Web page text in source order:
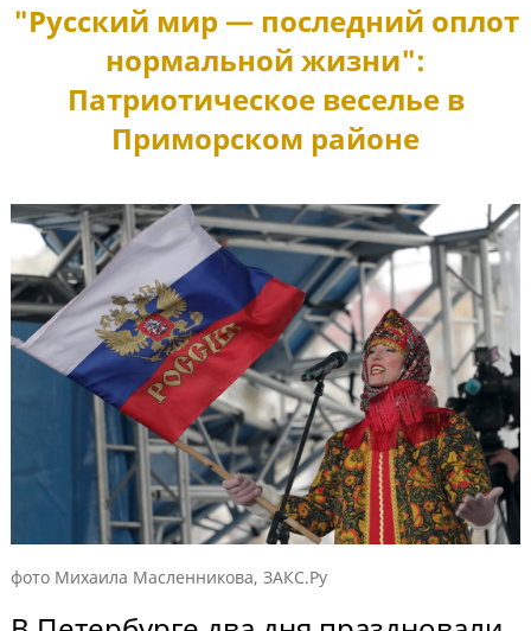
"Русский мир — последний оплот
нормальной жизни":
Патриотическое веселье в
Приморском районе
фото Михаила Масленникова, ЗАКС.Ру